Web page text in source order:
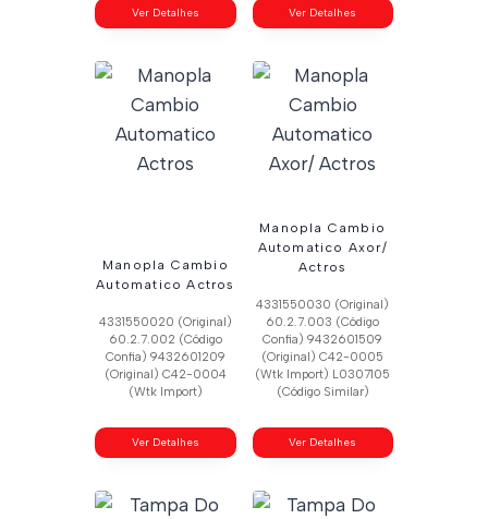
Ver Detalhes Ver Detalhes
Manopla Cambio
Automatico Actros
4331550020 (Original)
60.2.7.002 (Código
Confia) 9432601209
(Original) C42-0004
(Wtk Import)
Ver Detalhes
Manopla Cambio
Automatico Axor/
Actros
4331550030 (Original)
60.2.7.003 (Código
Confia) 9432601509
(Original) C42-0005
(Wtk Import) L0307105
(Código Similar)
Ver Detalhes